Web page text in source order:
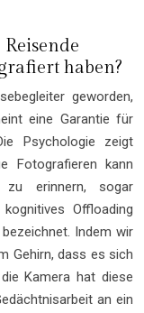
haben?
geworden,
eine Garantie für
Psychologie zeigt
Fotografieren kann
zu erinnern, sogar
Offloading
Indem wir
Gehirn, dass es sich
Kamera hat diese
an ein